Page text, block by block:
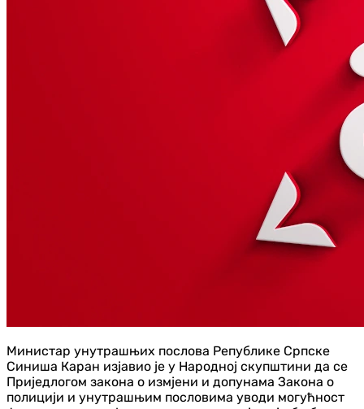
Министар унутрашњих послова Републике Српске
Синиша Каран изјавио је у Народној скупштини да се
Приједлогом закона о измјени и допунама Закона о
полицији и унутрашњим пословима уводи могућност